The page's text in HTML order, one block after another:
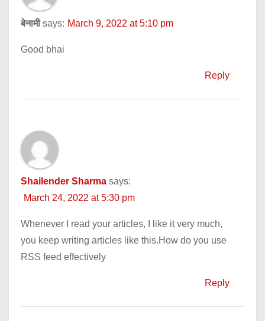
बेनामी says: March 9, 2022 at 5:10 pm
Good bhai
Reply
Shailender Sharma says:
March 24, 2022 at 5:30 pm
Whenever I read your articles, I like it very much,
you keep writing articles like this.How do you use
RSS feed effectively
Reply